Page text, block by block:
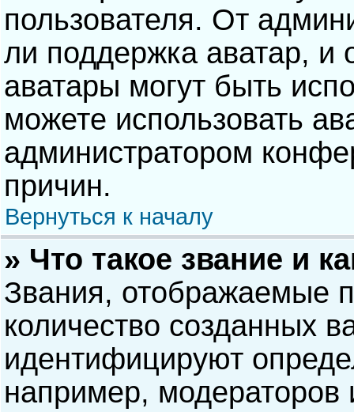
пользователя. От
ли поддержка аватар, и
аватары могут быть
можете использовать
администратором
причин.
Вернуться к началу
» Что такое звание и
Звания, отображаемые
количество созданных
идентифицируют
например,